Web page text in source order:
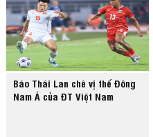
Báo Thái Lan chê vị thế Đông
Nam Á của ĐT Việt Nam